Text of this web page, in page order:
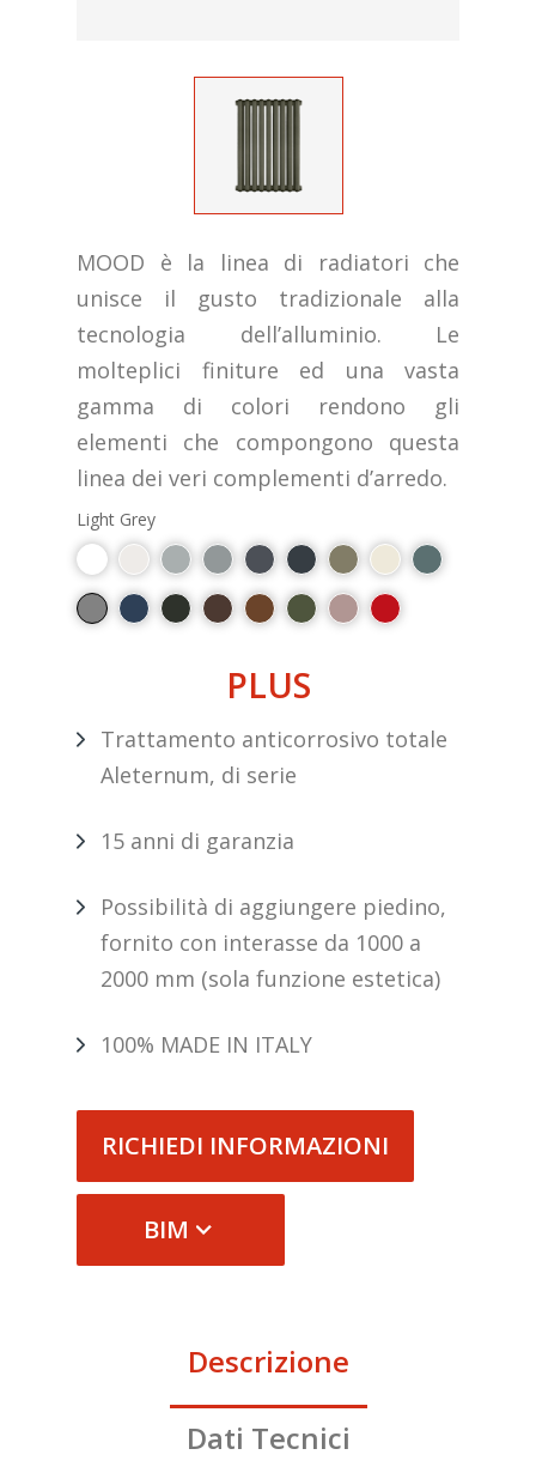
MOOD è la linea di radiatori che
unisce il gusto tradizionale alla
tecnologia dell’alluminio. Le
molteplici finiture ed una vasta
gamma di colori rendono gli
elementi che compongono questa
linea dei veri complementi d’arredo.
Light Grey
PLUS
Trattamento anticorrosivo totale
Aleternum, di serie
15 anni di garanzia
Possibilità di aggiungere piedino,
fornito con interasse da 1000 a
2000 mm (sola funzione estetica)
100% MADE IN ITALY
RICHIEDI INFORMAZIONI
BIM
Descrizione
Dati Tecnici